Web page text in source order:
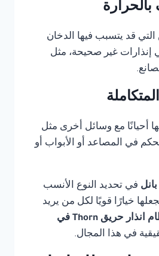
قد يتسبب فيها الدخان
إنذارات غير صحيحة، مثل
أحيانًا مع وسائل أخرى مثل
في المصاعد أو الأبواب أو
في تحديد النوع الأنسب
خيارًا قويًا لكل من يريد
صيانة نظام انذار حريق Thorn في
في هذا المجال.